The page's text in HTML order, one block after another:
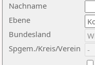
Nachname
Ebene
Bundesland
Spgem./Kreis/Verein